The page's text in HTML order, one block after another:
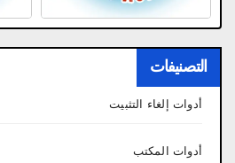
التصنيفات
أدوات إلغاء التثبيت
أدوات المكتب